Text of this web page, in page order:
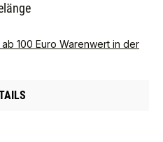
100 Euro Warenwert in der